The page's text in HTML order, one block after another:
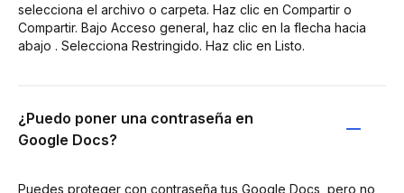
selecciona el archivo o carpeta. Haz clic en Compartir o
Compartir. Bajo Acceso general, haz clic en la flecha hacia
abajo . Selecciona Restringido. Haz clic en Listo.
¿Puedo poner una contraseña en
Google Docs?
Puedes proteger con contraseña tus Google Docs, pero no